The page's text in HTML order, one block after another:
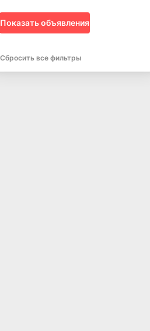
Показать объявления
Сбросить все фильтры